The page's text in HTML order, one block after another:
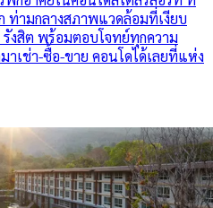
ท่ามกลางสภาพแวดล้อมที่เงียบ
รังสิต พร้อมตอบโจทย์ทุกความ
าเช่า-ซื้อ-ขาย คอนโดได้เลยที่แห่ง